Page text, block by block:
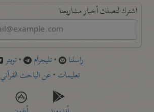
اشترك لتصلك أخبار مشاريعنا
راسلنا •تليجرام •تويتر
تعليمات •عن الباحث القرآني